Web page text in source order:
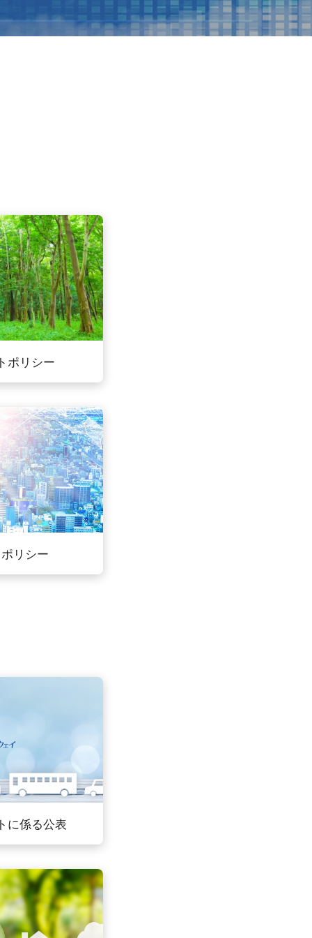
ポリシー
リシー
に係る公表